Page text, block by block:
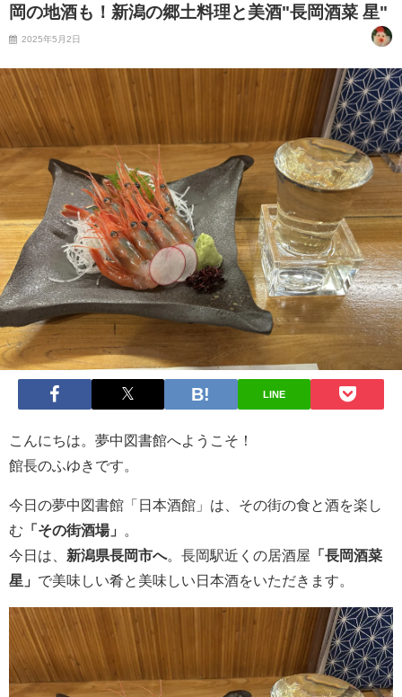
岡の地酒も！新潟の郷土料理と美酒"長岡酒菜 星"
2025年5月2日
LINE
こんにちは。夢中図書館へようこそ！
館長のふゆきです。
今日の夢中図書館「日本酒館」は、その街の食と酒を楽し
む 「その街酒場」
。
今日は、 新潟県長岡市へ。長岡駅近くの居酒屋 「長岡酒菜
星」 で美味しい肴と美味しい日本酒をいただきます。